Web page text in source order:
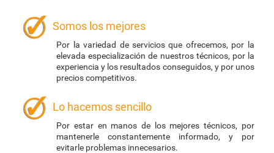
Somos los mejores
Por la variedad de servicios que ofrecemos, por la
elevada especialización de nuestros técnicos, por la
experiencia y los resultados conseguidos, y por unos
precios competitivos.
Lo hacemos sencillo
Por estar en manos de los mejores técnicos, por
mantenerle constantemente informado, y por
evitarle problemas innecesarios.